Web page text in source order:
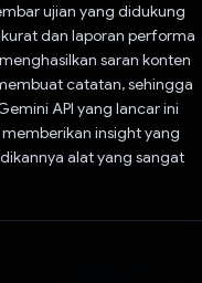
ujian yang didukung
dan laporan performa
saran konten
catatan, sehingga
API yang lancar ini
insight yang
alat yang sangat